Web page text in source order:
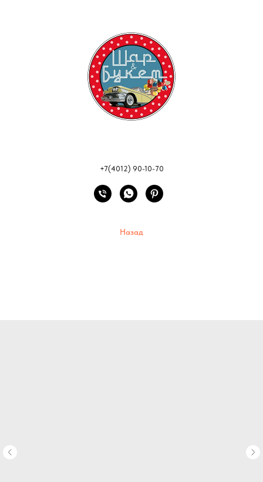
+7(4012) 90-10-70
Назад